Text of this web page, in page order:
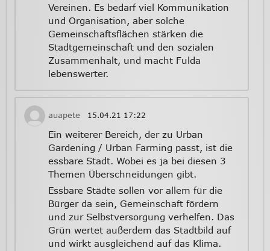
Vereinen. Es bedarf viel Kommunikation
und Organisation, aber solche
Gemeinschaftsflächen stärken die
Stadtgemeinschaft und den sozialen
Zusammenhalt, und macht Fulda
lebenswerter.
auapete 15.04.21 17:22
Ein weiterer Bereich, der zu Urban
Gardening / Urban Farming passt, ist die
essbare Stadt. Wobei es ja bei diesen 3
Themen Überschneidungen gibt.
Essbare Städte sollen vor allem für die
Bürger da sein, Gemeinschaft fördern
und zur Selbstversorgung verhelfen. Das
Grün wertet außerdem das Stadtbild auf
und wirkt ausgleichend auf das Klima.